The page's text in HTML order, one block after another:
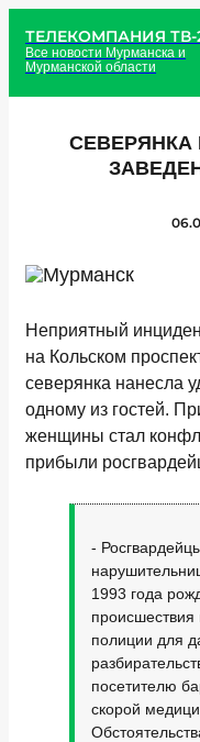
ТЕЛЕКОМПАНИЯ ТВ-
Все новости Мурманска и
Мурманской области
СЕВЕРЯНКА
Неприятный
на Кольском
северянка нанесла
одному из гостей.
женщины стал
прибыли
-
1993 года
происшествия
полиции для
посетителю
скорой